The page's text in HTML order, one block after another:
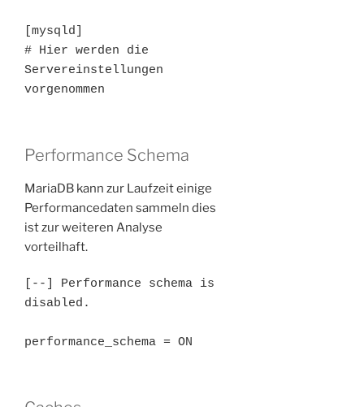
[mysqld]
# Hier werden die
Servereinstellungen
vorgenommen
Performance Schema
MariaDB kann zur Laufzeit einige
Performancedaten sammeln dies
ist zur weiteren Analyse
vorteilhaft.
[--] Performance schema is
disabled.
performance_schema = ON